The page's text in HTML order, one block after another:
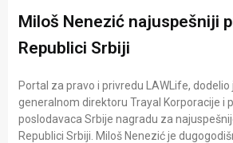
Miloš Nenezić najuspešniji
Republici Srbiji
Portal za pravo i privredu LAWLife, dodelio
generalnom direktoru Trayal Korporacije i
poslodavaca Srbije nagradu za
Republici Srbiji. Miloš Nenezić je